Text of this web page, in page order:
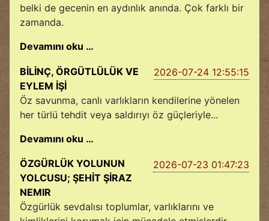
belki de gecenin en aydınlık anında. Çok farklı bir
zamanda.
Devamını oku …
2026-07-24 12:55:15
BİLİNÇ, ÖRGÜTLÜLÜK VE
EYLEM İŞİ
Öz savunma, canlı varlıkların kendilerine yönelen
her türlü tehdit veya saldırıyı öz güçleriyle...
Devamını oku …
2026-07-23 01:47:23
ÖZGÜRLÜK YOLUNUN
YOLCUSU; ŞEHİT ŞİRAZ
NEMIR
Özgürlük sevdalısı toplumlar, varlıklarını ve